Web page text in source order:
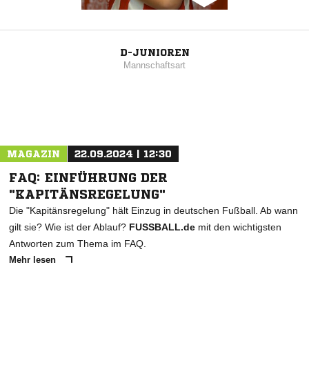
D-JUNIOREN
Mannschaftsart
MAGAZIN 22.09.2024 | 12:30
FAQ: EINFÜHRUNG DER
"KAPITÄNSREGELUNG"
Die "Kapitänsregelung" hält Einzug in deutschen Fußball. Ab wann
gilt sie? Wie ist der Ablauf? FUSSBALL.de mit den wichtigsten
Antworten zum Thema im FAQ.
Mehr lesen